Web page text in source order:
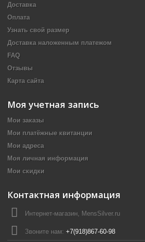
Доставка
Оплата
Узнать свой размер
Доставка наложенным платежом
FAQ
Отзывы
Карта сайта
Моя учетная запись
Мои заказы
Мои платёжные квитанции
Мои адреса
Моя личная информация
Мои скидки
Контактная информация
Интернет-магазин, MensSilver.ru
Звоните нам: +7(918)867-60-98